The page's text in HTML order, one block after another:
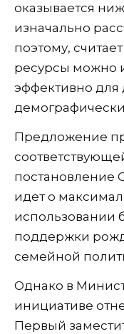
оказывается
изначально
поэтому,
ресурсы можно
эффективно для
Предложение
постановление
идет о
использовании
поддержки
семейной
Однако в
инициативе
Первый